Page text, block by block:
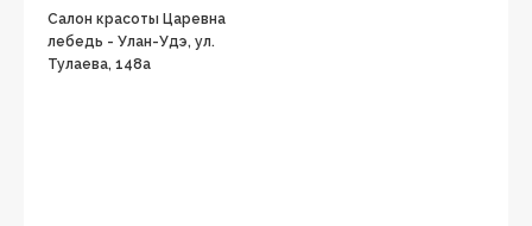
Салон красоты Царевна
лебедь - Улан-Удэ, ул.
Тулаева, 148а